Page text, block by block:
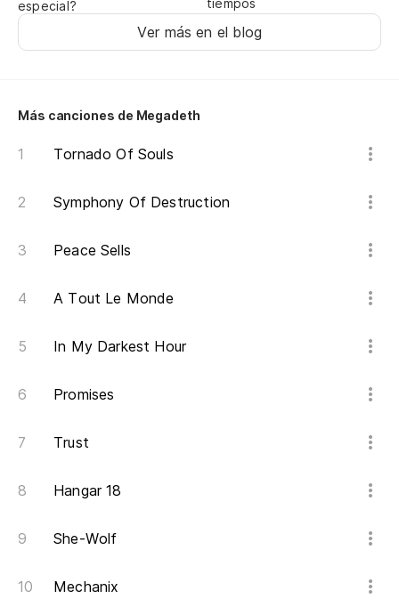
especial? tiempos
Ver más en el blog
Más canciones de Megadeth
Tornado Of Souls
Symphony Of Destruction
Peace Sells
A Tout Le Monde
In My Darkest Hour
Promises
Trust
Hangar 18
She-Wolf
Mechanix